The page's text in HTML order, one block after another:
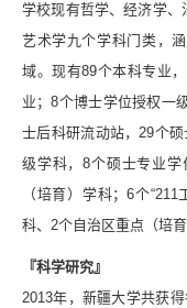
学校现有哲学、经济学、
艺术学九个学科门类，
域。现有89个本科专业
业；8个博士学位授权一
士后科研流动站，29个
级学科，8个硕士专业
（培育）学科；6个
科、2个自治区重点（培育
『科学研究』
2013年，新疆大学共获